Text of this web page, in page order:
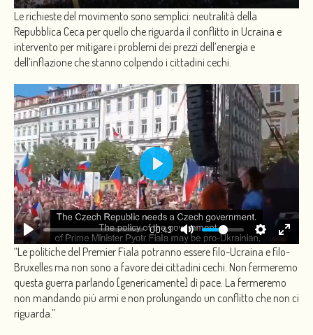
Le richieste del movimento sono semplici: neutralità della
Repubblica Ceca per quello che riguarda il conflitto in Ucraina e
intervento per mitigare i problemi dei prezzi dell’energia e
dell’inflazione che stanno colpendo i cittadini cechi.
00:43
PLAY
“Le politiche del Premier Fiala potranno essere filo-Ucraina e filo-
Bruxelles ma non sono a favore dei cittadini cechi. Non fermeremo
questa guerra parlando [genericamente] di pace. La fermeremo
non mandando più armi e non prolungando un conflitto che non ci
riguarda.”